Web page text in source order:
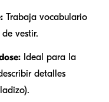
Trabaja vocabulario
vestir.
Ideal para la
detalles